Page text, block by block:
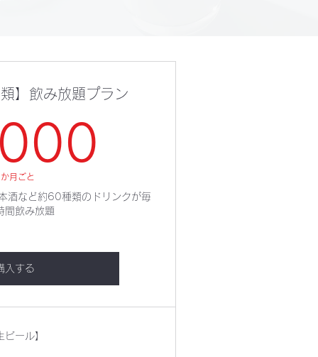
】飲み放題プラン
月ごと
酒など約60種類のドリンクが毎
間飲み放題
入する
ビール】